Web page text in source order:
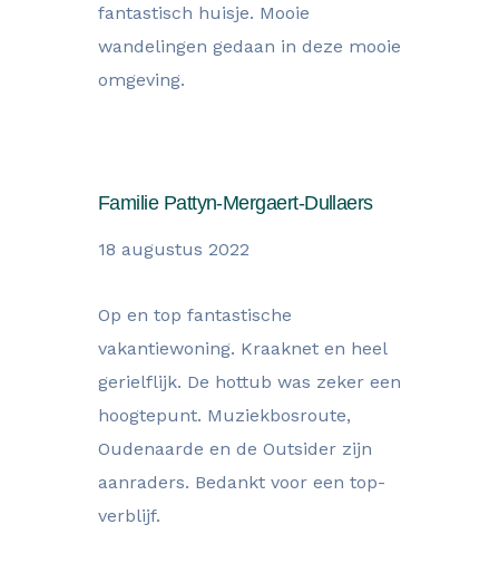
fantastisch huisje. Mooie
wandelingen gedaan in deze mooie
omgeving.
Familie Pattyn-Mergaert-Dullaers
18 augustus 2022
Op en top fantastische
vakantiewoning. Kraaknet en heel
gerielflijk. De hottub was zeker een
hoogtepunt. Muziekbosroute,
Oudenaarde en de Outsider zijn
aanraders. Bedankt voor een top-
verblijf.